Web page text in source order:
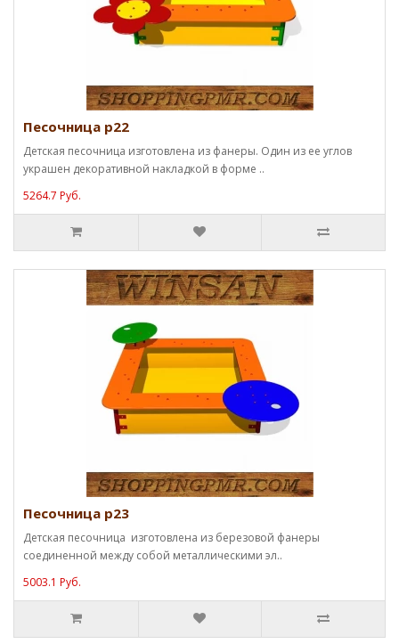
Песочница p22
Детская песочница изготовлена из фанеры. Один из ее углов
украшен декоративной накладкой в форме ..
5264.7 Руб.
Песочница p23
Детская песочница изготовлена из березовой фанеры
соединенной между собой металлическими эл..
5003.1 Руб.